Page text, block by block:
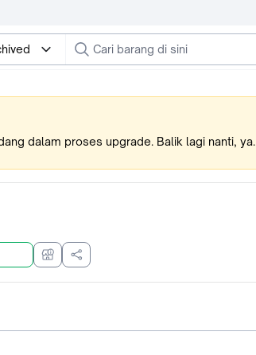
dalam proses upgrade. Balik lagi nanti, ya.